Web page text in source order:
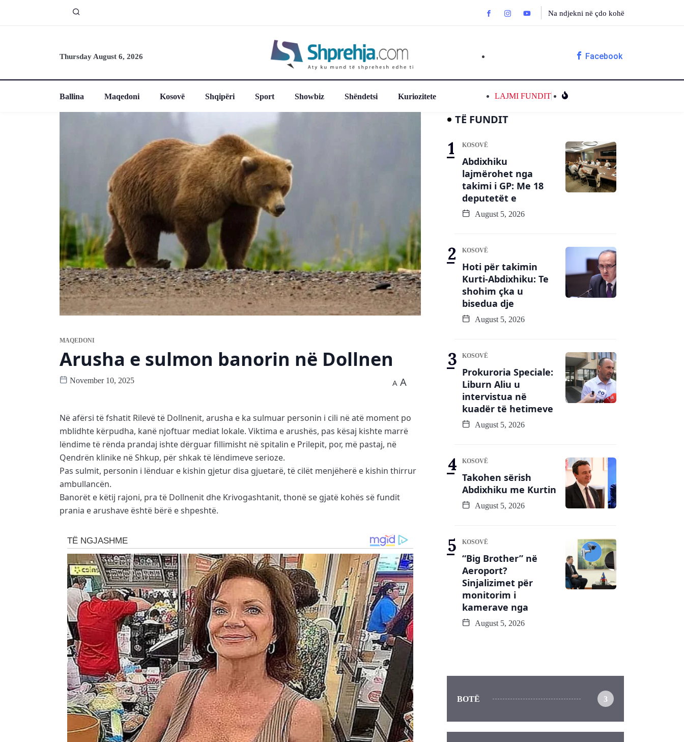
Na ndjekni në çdo kohë
Thursday August 6, 2026 Facebook
Ballina Maqedoni Kosovë Shqipëri Sport Showbiz Shëndetsi Kuriozitete LAJMI FUNDIT
MAQEDONI
Arusha e sulmon banorin në Dollnen
November 10, 2025 A A
Në afërsi të fshatit Rilevë të Dollnenit, arusha e ka sulmuar personin i cili në atë moment po
mblidhte kërpudha, kanë njoftuar mediat lokale. Viktima e arushës, pas kësaj kishte marrë
lëndime të rënda prandaj ishte dërguar fillimisht në spitalin e Prilepit, por, më pastaj, në
Qendrën klinike në Shkup, për shkak të lëndimeve serioze.
Pas sulmit, personin i lënduar e kishin gjetur disa gjuetarë, të cilët menjëherë e kishin thirrur
ambullancën.
Banorët e këtij rajoni, pra të Dollnenit dhe Krivogashtanit, thonë se gjatë kohës së fundit
prania e arushave është bërë e shpeshtë.
TË FUNDIT
KOSOVË
Abdixhiku
lajmërohet nga
takimi i GP: Me 18
deputetët e
August 5, 2026
KOSOVË
Hoti për takimin
Kurti-Abdixhiku: Te
shohim çka u
bisedua dje
August 5, 2026
KOSOVË
Prokuroria Speciale:
Liburn Aliu u
intervistua në
kuadër të hetimeve
August 5, 2026
KOSOVË
Takohen sërish
Abdixhiku me Kurtin
August 5, 2026
KOSOVË
“Big Brother” në
Aeroport?
Sinjalizimet për
monitorim i
kamerave nga
August 5, 2026
BOTË 3